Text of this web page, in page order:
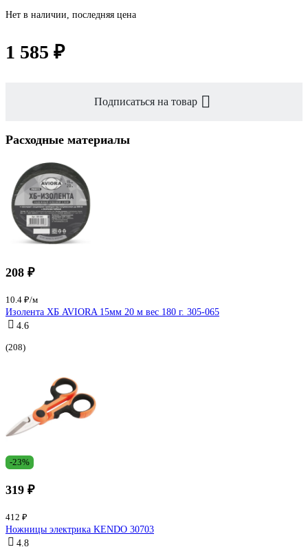
Нет в наличии, последняя цена
1 585 ₽
Подписаться на товар
Расходные материалы
208 ₽
10.4 ₽/м
Изолента ХБ AVIORA 15мм 20 м вес 180 г. 305-065
4.6
(208)
-23%
319 ₽
412 ₽
Ножницы электрика KENDO 30703
4.8